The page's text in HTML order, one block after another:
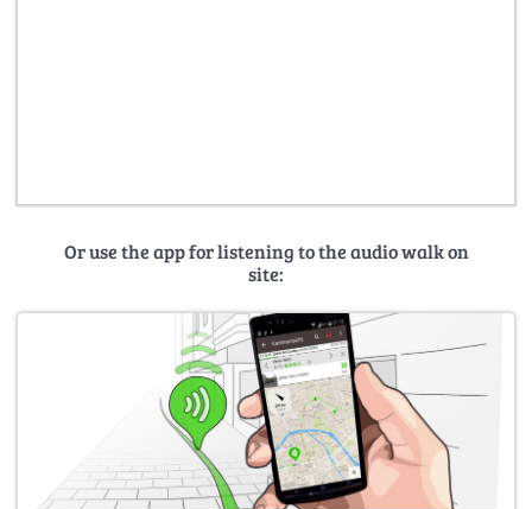
Or use the app for listening to the audio walk on
site: